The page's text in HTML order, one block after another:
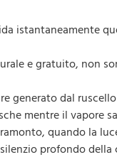
istantaneamente
e gratuito, non
generato dal
mentre il vapore
quando la
profondo